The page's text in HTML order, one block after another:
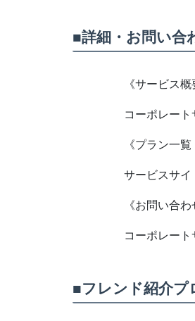
■詳細・お問い合
《サービス概
コーポレート
《プラン⼀覧
サービスサイ
《お問い合わ
コーポレート
■フレンド紹介